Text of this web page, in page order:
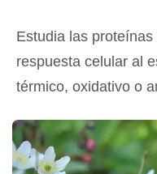
Estudia las
respuesta celular al
térmico, oxidativo o